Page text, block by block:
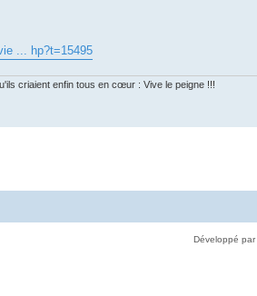
... hp?t=15495
criaient enfin tous en cœur : Vive le peigne !!!
Développé par